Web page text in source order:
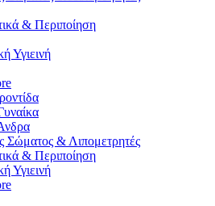
& Περιποίηση
Υγιεινή
Σώματος & Λιπομετρητές
& Περιποίηση
Υγιεινή